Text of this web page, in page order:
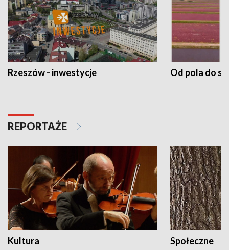
Rzeszów - inwestycje Od pola do
REPORTAŻE
Kultura Społeczne